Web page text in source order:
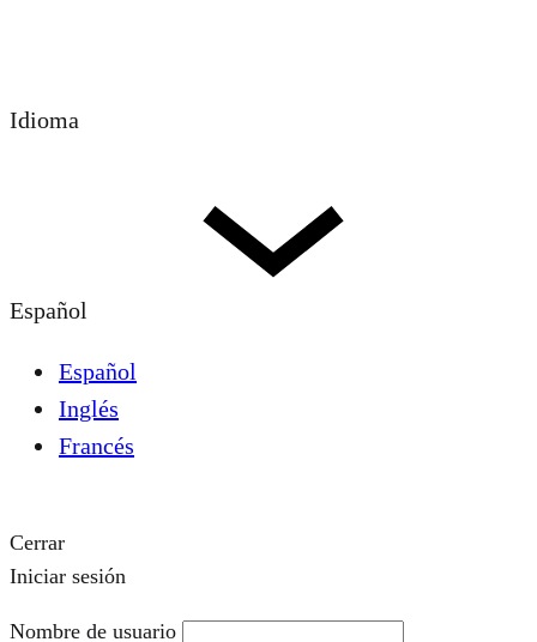
Idioma
Español
Español
Inglés
Francés
Cerrar
Iniciar sesión
Nombre de usuario